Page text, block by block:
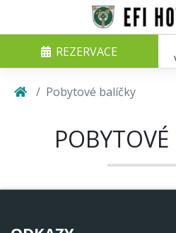
REZERVACE
Pobytové balíčky